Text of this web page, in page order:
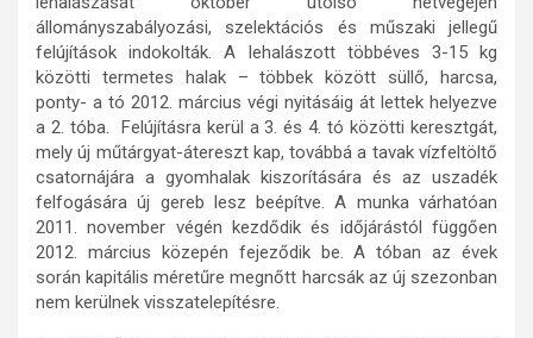
állományszabályozási, szelektációs és műszaki jellegű
felújítások indokolták. A lehalászott többéves 3-15 kg
közötti termetes halak – többek között süllő, harcsa,
ponty- a tó 2012. március végi nyitásáig át lettek helyezve
a 2. tóba. Felújításra kerül a 3. és 4. tó közötti keresztgát,
mely új műtárgyat-átereszt kap, továbbá a tavak vízfeltöltő
csatornájára a gyomhalak kiszorítására és az uszadék
felfogására új gereb lesz beépítve. A munka várhatóan
2011. november végén kezdődik és időjárástól függően
2012. március közepén fejeződik be. A tóban az évek
során kapitális méretűre megnőtt harcsák az új szezonban
nem kerülnek visszatelepítésre.